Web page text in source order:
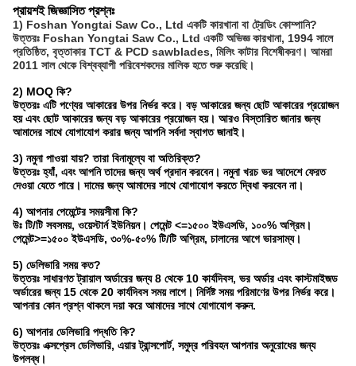
প্রায়শই জিজ্ঞাসিত প্রশ্নঃ
1) Foshan Yongtai Saw Co., Ltd একটি কারখানা বা ট্রেডিং কোম্পানি?
উত্তরঃ Foshan Yongtai Saw Co., Ltd একটি অভিজ্ঞ কারখানা, 1994 সালে
প্রতিষ্ঠিত, বৃত্তাকার TCT & PCD sawblades, মিলিং কাটার বিশেষীকরণ। আমরা
2011 সাল থেকে বিশ্বব্যাপী পরিবেশকদের মালিক হতে শুরু করেছি।
2) MOQ কি?
উত্তরঃ এটি পণ্যের আকারের উপর নির্ভর করে। বড় আকারের জন্য ছোট আকারের প্রয়োজন
হয় এবং ছোট আকারের জন্য বড় আকারের প্রয়োজন হয়। আরও বিস্তারিত জানার জন্য
আমাদের সাথে যোগাযোগ করার জন্য আপনি সর্বদা স্বাগত জানাই।
3) নমুনা পাওয়া যায়? তারা বিনামূল্যে বা অতিরিক্ত?
উত্তরঃ হ্যাঁ, এবং আপনি তাদের জন্য অর্থ প্রদান করবেন। নমুনা খরচ ভর আদেশে ফেরত
দেওয়া যেতে পারে। দামের জন্য আমাদের সাথে যোগাযোগ করতে দ্বিধা করবেন না।
4) আপনার পেমেন্টের সময়সীমা কি?
উঃ টি/টি সবসময়, ওয়েস্টার্ন ইউনিয়ন। পেমেন্ট <=১৫০০ ইউএসডি, ১০০% অগ্রিম।
পেমেন্ট>=১৫০০ ইউএসডি, ৩০%-৫০% টি/টি অগ্রিম, চালানের আগে ভারসাম্য।
5) ডেলিভারি সময় কত?
উত্তরঃ সাধারণত ট্রায়াল অর্ডারের জন্য 8 থেকে 10 কার্যদিবস, ভর অর্ডার এবং কাস্টমাইজড
অর্ডারের জন্য 15 থেকে 20 কার্যদিবস সময় লাগে। নির্দিষ্ট সময় পরিমাণের উপর নির্ভর করে।
আপনার কোন প্রশ্ন থাকলে দয়া করে আমাদের সাথে যোগাযোগ করুন.
6) আপনার ডেলিভারি পদ্ধতি কি?
উত্তরঃ এক্সপ্রেস ডেলিভারি, এয়ার ট্রান্সপোর্ট, সমুদ্র পরিবহন আপনার অনুরোধের জন্য
উপলব্ধ।